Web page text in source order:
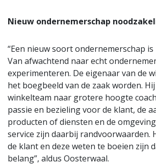
Nieuw ondernemerschap
“Een nieuw soort ondernemerschap
Van afwachtend naar echt
experimenteren. De eigenaar van de
het boegbeeld van de zaak worden.
winkelteam naar grotere hoogte
passie en bezieling voor de klant, de
producten of diensten en de
service zijn daarbij randvoorwaarden.
de klant en deze weten te boeien zijn
belang”, aldus Oosterwaal.